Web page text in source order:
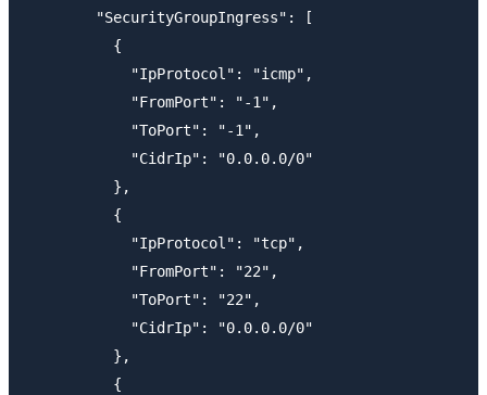
"SecurityGroupIngress": [
{
"IpProtocol": "icmp",
"FromPort": "-1",
"ToPort": "-1",
"CidrIp": "0.0.0.0/0"
},
{
"IpProtocol": "tcp",
"FromPort": "22",
"ToPort": "22",
"CidrIp": "0.0.0.0/0"
},
{